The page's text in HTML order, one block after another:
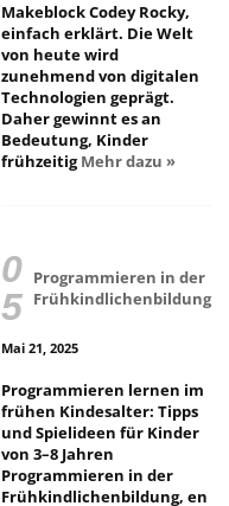
Makeblock Codey Rocky,
einfach erklärt. Die Welt
von heute wird
zunehmend von digitalen
Technologien geprägt.
Daher gewinnt es an
Bedeutung, Kinder
frühzeitigMehr dazu »
Programmieren in der
Frühkindlichenbildung
Mai 21, 2025
Programmieren lernen im
frühen Kindesalter: Tipps
und Spielideen für Kinder
von 3–8 Jahren
Programmieren in der
Frühkindlichenbildung, en